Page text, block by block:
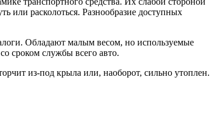
или расколоться. Разнообразие доступных
Обладают малым весом, но используемые
сроком службы всего авто.
из-под крыла или, наоборот, сильно утоплен.